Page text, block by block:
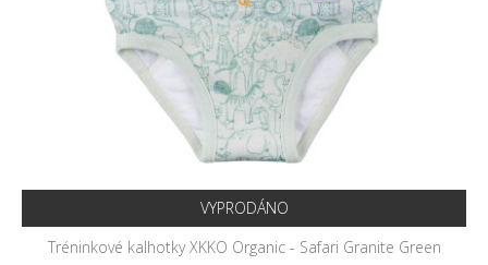
VYPRODÁNO
Tréninkové kalhotky XKKO Organic - Safari Granite Green